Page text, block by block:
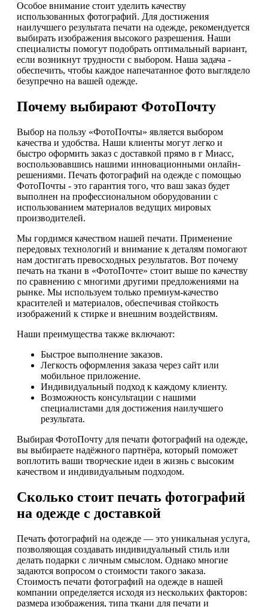
Особое внимание стоит уделить качеству
использованных фотографий. Для достижения
наилучшего результата печати на одежде, рекомендуется
выбирать изображения высокого разрешения. Наши
специалисты помогут подобрать оптимальный вариант,
если возникнут трудности с выбором. Наша задача -
обеспечить, чтобы каждое напечатанное фото выглядело
безупречно на вашей одежде.
Почему выбирают ФотоПочту
Выбор на пользу «ФотоПочты» является выбором
качества и удобства. Наши клиенты могут легко и
быстро оформить заказ с доставкой прямо в г Миасс,
воспользовавшись нашими инновационными онлайн-
решениями. Печать фотографий на одежде с помощью
ФотоПочты - это гарантия того, что ваш заказ будет
выполнен на профессиональном оборудовании с
использованием материалов ведущих мировых
производителей.
Мы гордимся качеством нашей печати. Применение
передовых технологий и внимание к деталям помогают
нам достигать превосходных результатов. Вот почему
печать на ткани в «ФотоПочте» стоит выше по качеству
по сравнению с многими другими предложениями на
рынке. Мы используем только премиум-качество
красителей и материалов, обеспечивая стойкость
изображений к стирке и внешним воздействиям.
Наши преимущества также включают:
Быстрое выполнение заказов.
Легкость оформления заказа через сайт или
мобильное приложение.
Индивидуальный подход к каждому клиенту.
Возможность консультации с нашими
специалистами для достижения наилучшего
результата.
Выбирая ФотоПочту для печати фотографий на одежде,
вы выбираете надёжного партнёра, который поможет
воплотить ваши творческие идеи в жизнь с высоким
качеством и индивидуальным подходом.
Сколько стоит печать фотографий
на одежде с доставкой
Печать фотографий на одежде — это уникальная услуга,
позволяющая создавать индивидуальный стиль или
делать подарки с личным смыслом. Однако многие
задаются вопросом о стоимости такого заказа.
Стоимость печати фотографий на одежде в нашей
компании определяется исходя из нескольких факторов:
размера изображения, типа ткани для печати и